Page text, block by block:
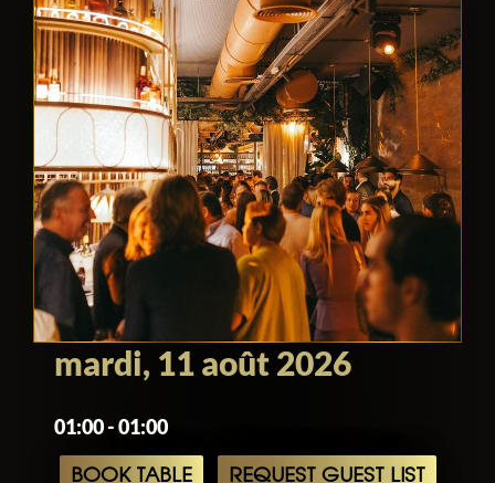
mardi, 11 août 2026
01:00 - 01:00
BOOK TABLE REQUEST GUEST LIST